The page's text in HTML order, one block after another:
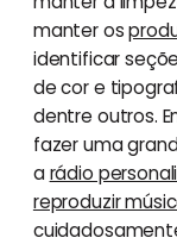
manter os
identificar
de cor e
dentre outros.
fazer uma
arádio
reproduzir